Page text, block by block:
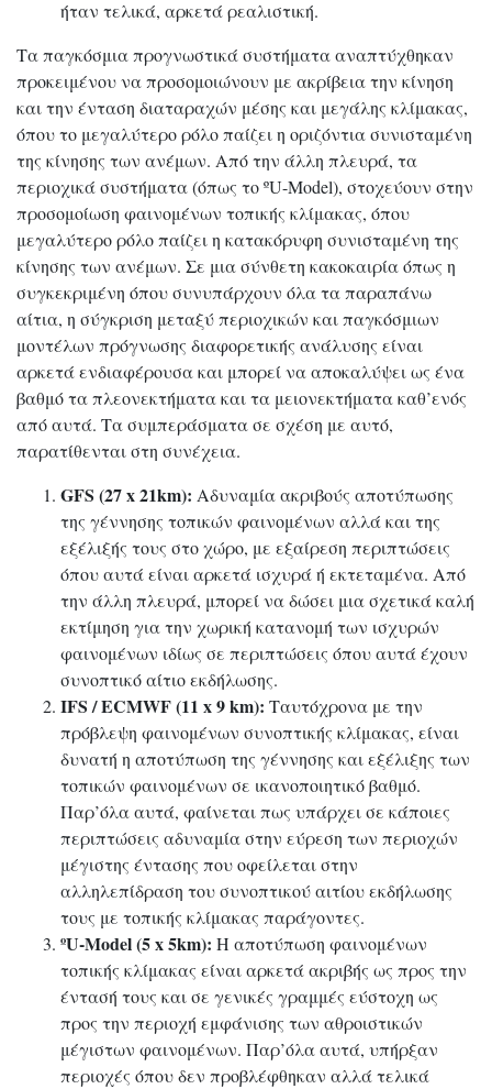
ήταν τελικά, αρκετά ρεαλιστική.
Τα παγκόσμια προγνωστικά συστήματα αναπτύχθηκαν
προκειμένου να προσομοιώνουν με ακρίβεια την κίνηση
και την ένταση διαταραχών μέσης και μεγάλης κλίμακας,
όπου το μεγαλύτερο ρόλο παίζει η οριζόντια συνισταμένη
της κίνησης των ανέμων. Από την άλλη πλευρά, τα
περιοχικά συστήματα (όπως το ºU-Model), στοχεύουν στην
προσομοίωση φαινομένων τοπικής κλίμακας, όπου
μεγαλύτερο ρόλο παίζει η κατακόρυφη συνισταμένη της
κίνησης των ανέμων. Σε μια σύνθετη κακοκαιρία όπως η
συγκεκριμένη όπου συνυπάρχουν όλα τα παραπάνω
αίτια, η σύγκριση μεταξύ περιοχικών και παγκόσμιων
μοντέλων πρόγνωσης διαφορετικής ανάλυσης είναι
αρκετά ενδιαφέρουσα και μπορεί να αποκαλύψει ως ένα
βαθμό τα πλεονεκτήματα και τα μειονεκτήματα καθ’ενός
από αυτά. Τα συμπεράσματα σε σχέση με αυτό,
παρατίθενται στη συνέχεια.
GFS (27 x 21km): Αδυναμία ακριβούς αποτύπωσης
της γέννησης τοπικών φαινομένων αλλά και της
εξέλιξής τους στο χώρο, με εξαίρεση περιπτώσεις
όπου αυτά είναι αρκετά ισχυρά ή εκτεταμένα. Από
την άλλη πλευρά, μπορεί να δώσει μια σχετικά καλή
εκτίμηση για την χωρική κατανομή των ισχυρών
φαινομένων ιδίως σε περιπτώσεις όπου αυτά έχουν
συνοπτικό αίτιο εκδήλωσης.
IFS / ECMWF (11 x 9 km): Ταυτόχρονα με την
πρόβλεψη φαινομένων συνοπτικής κλίμακας, είναι
δυνατή η αποτύπωση της γέννησης και εξέλιξης των
τοπικών φαινομένων σε ικανοποιητικό βαθμό.
Παρ’όλα αυτά, φαίνεται πως υπάρχει σε κάποιες
περιπτώσεις αδυναμία στην εύρεση των περιοχών
μέγιστης έντασης που οφείλεται στην
αλληλεπίδραση του συνοπτικού αιτίου εκδήλωσης
τους με τοπικής κλίμακας παράγοντες.
ºU-Model (5 x 5km): Η αποτύπωση φαινομένων
τοπικής κλίμακας είναι αρκετά ακριβής ως προς την
έντασή τους και σε γενικές γραμμές εύστοχη ως
προς την περιοχή εμφάνισης των αθροιστικών
μέγιστων φαινομένων. Παρ’όλα αυτά, υπήρξαν
περιοχές όπου δεν προβλέφθηκαν αλλά τελικά